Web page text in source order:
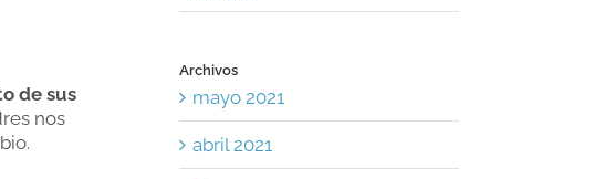
de sus
nos
Archivos
mayo 2021
abril 2021